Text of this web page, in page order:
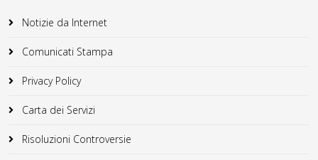
Notizie da Internet
Comunicati Stampa
Privacy Policy
Carta dei Servizi
Risoluzioni Controversie